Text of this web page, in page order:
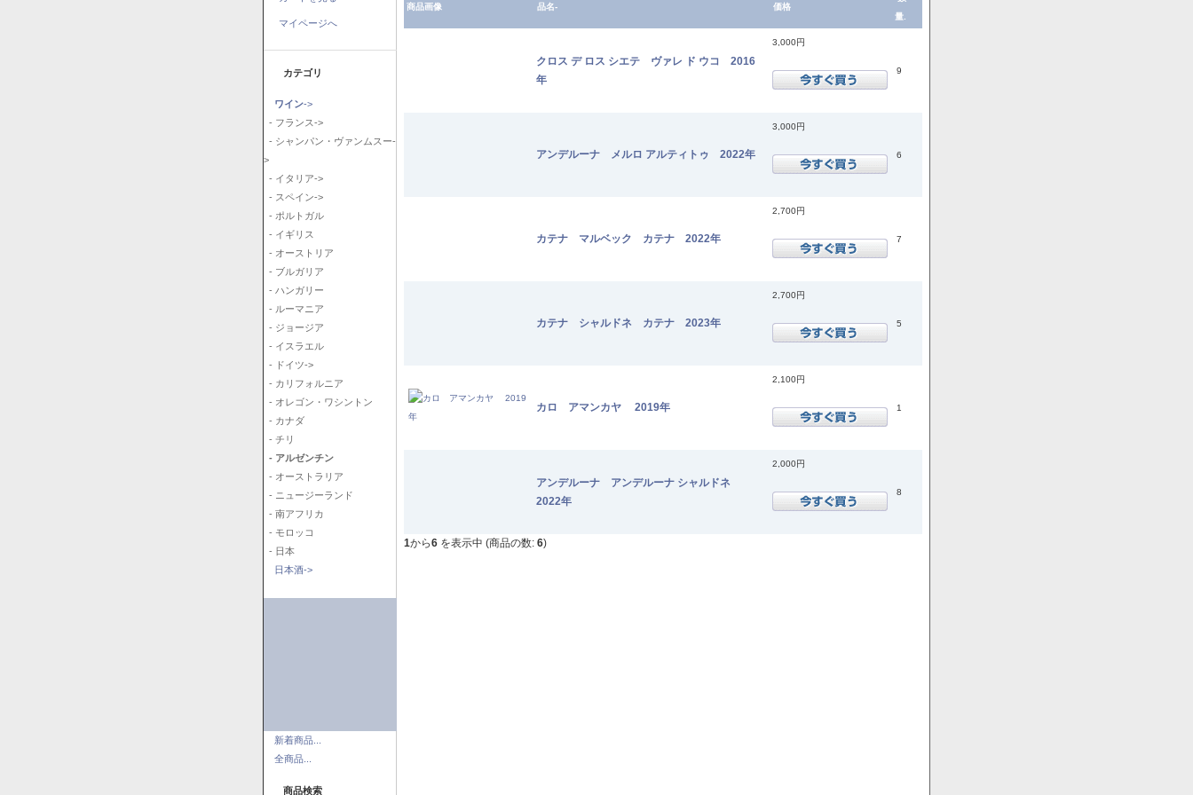
マイページへ
カテゴリ
ワイン->
- フランス->
- シャンパン・ヴァンムスー-
>
- イタリア->
- スペイン->
- ポルトガル
- イギリス
- オーストリア
- ブルガリア
- ハンガリー
- ルーマニア
- ジョージア
- イスラエル
- ドイツ->
- カリフォルニア
- オレゴン・ワシントン
- カナダ
- チリ
- アルゼンチン
- オーストラリア
- ニュージーランド
- 南アフリカ
- モロッコ
- 日本
日本酒->
新着商品...
全商品...
商品検索
商品画像 品名- 価格
量.
クロス デ ロス シエテ ヴァレ ド ウコ 2016
年
3,000円
9
アンデルーナ メルロ アルティトゥ 2022年
3,000円
6
カテナ マルベック カテナ 2022年
2,700円
7
カテナ シャルドネ カテナ 2023年
2,700円
5
カロ アマンカヤ 2019年
2,100円
1
アンデルーナ アンデルーナ シャルドネ
2022年
2,000円
8
1から6 を表示中 (商品の数: 6)